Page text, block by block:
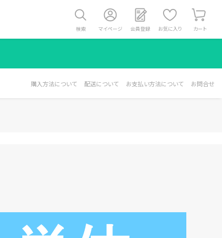
検索 マイページ 会員登録 お気に入り カート
購入方法について 配送について お支払い方法について お問合せ